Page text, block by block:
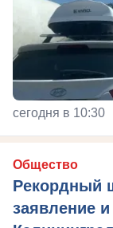
сегодня в 10:30
Общество
Рекордный
заявление